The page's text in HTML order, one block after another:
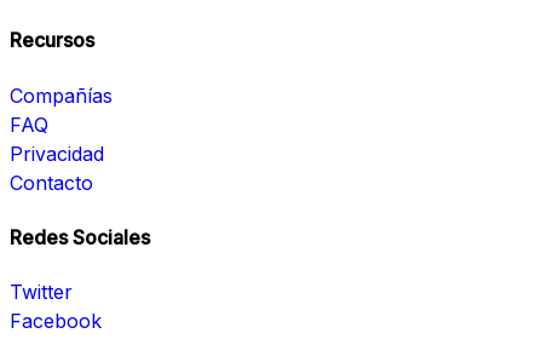
Recursos
Compañías
FAQ
Privacidad
Contacto
Redes Sociales
Twitter
Facebook